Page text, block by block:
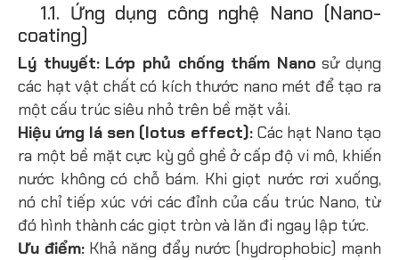
1.1. Ứng dụng công nghệ Nano (Nano-
coating)
Lý thuyết: Lớp phủ chống thấm Nano sử dụng
các hạt vật chất có kích thước nano mét để tạo ra
một cấu trúc siêu nhỏ trên bề mặt vải.
Hiệu ứng lá sen (lotus effect):Các hạt Nano tạo
ra một bề mặt cực kỳ gồ ghề ở cấp độ vi mô, khiến
nước không có chỗ bám. Khi giọt nước rơi xuống,
nó chỉ tiếp xúc với các đỉnh của cấu trúc Nano, từ
đó hình thành các giọt tròn và lăn đi ngay lập tức.
Ưu điểm: Khả năng đẩy nước (hydrophobic) mạnh